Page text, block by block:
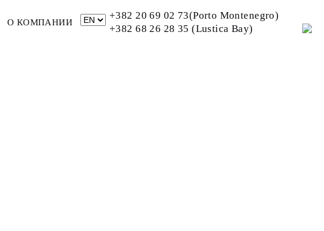
О КОМПАНИИ
+382 20 69 02 73(Porto Montenegro)
+382 68 26 28 35 (Lustica Bay)